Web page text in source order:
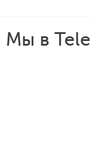
Мы в